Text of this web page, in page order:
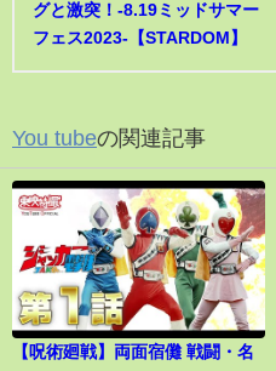
グと激突！-8.19ミッドサマー
フェス2023-【STARDOM】
You tubeの関連記事
【呪術廻戦】両面宿儺 戦闘・名